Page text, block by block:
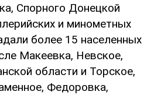
Спорного Донецкой
и минометных
более 15 населенных
Макеевка, Невское,
области и Торское,
Федоровка,